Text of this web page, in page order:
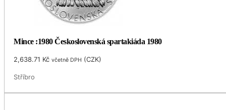
Mince :1980 Československá spartakiáda 1980
2,638.71 Kč včetně DPH (CZK)
Stříbro